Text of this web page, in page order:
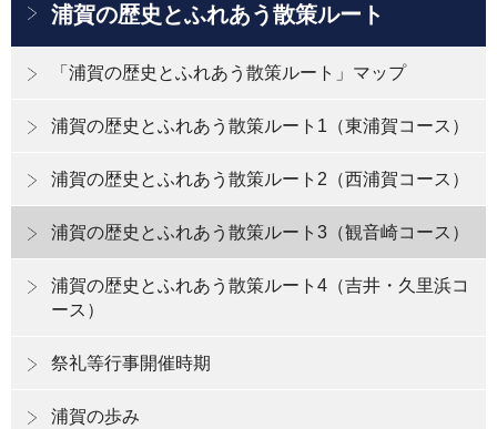
浦賀の歴史とふれあう散策ルート
「浦賀の歴史とふれあう散策ルート」マップ
浦賀の歴史とふれあう散策ルート1（東浦賀コース）
浦賀の歴史とふれあう散策ルート2（西浦賀コース）
浦賀の歴史とふれあう散策ルート3（観音崎コース）
浦賀の歴史とふれあう散策ルート4（吉井・久里浜コ
ース）
祭礼等行事開催時期
浦賀の歩み